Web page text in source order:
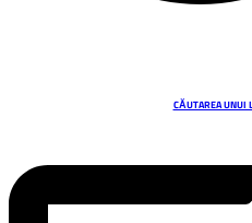
CĂUTAREA UNUI